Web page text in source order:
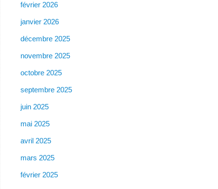
février 2026
janvier 2026
décembre 2025
novembre 2025
octobre 2025
septembre 2025
juin 2025
mai 2025
avril 2025
mars 2025
février 2025